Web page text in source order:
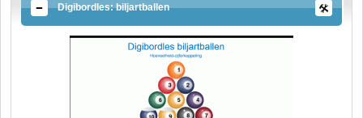
Digibordles: biljartballen